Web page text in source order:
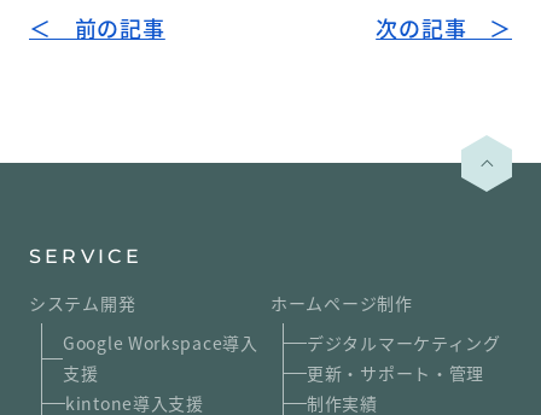
＜ 前の記事 次の記事 ＞
SERVICE
システム開発
Google Workspace導入
支援
kintone導入支援
ホームページ制作
デジタルマーケティング
更新・サポート・管理
制作実績